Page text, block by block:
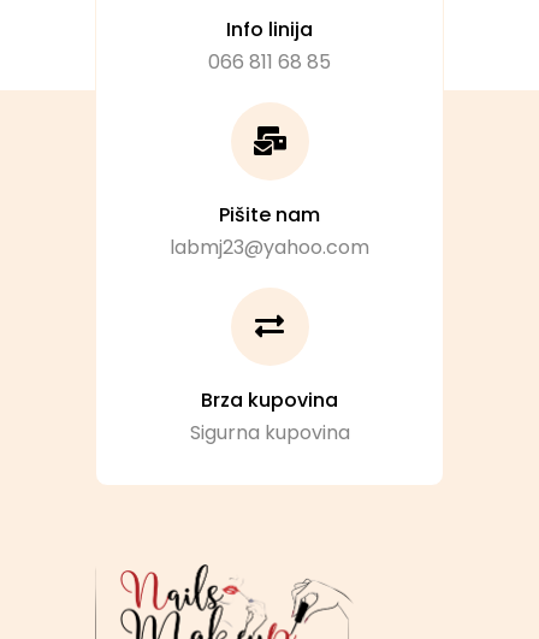
Info linija
066 811 68 85
Pišite nam
labmj23@yahoo.com
Brza kupovina
Sigurna kupovina